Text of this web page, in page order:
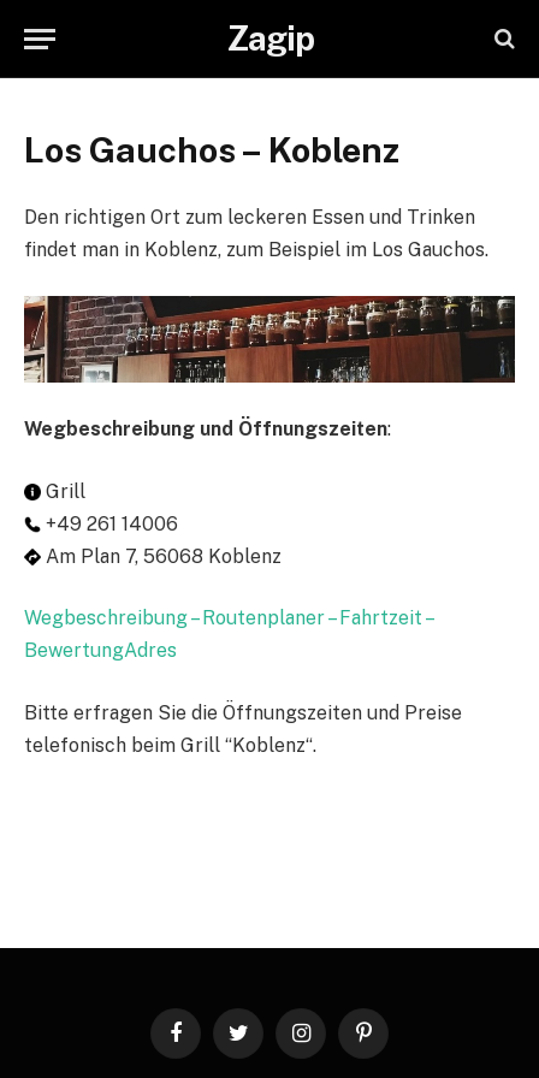
Zagip
Los Gauchos – Koblenz
Den richtigen Ort zum leckeren Essen und Trinken
findet man in Koblenz, zum Beispiel im Los Gauchos.
Wegbeschreibung und Öffnungszeiten:
Grill
+49 261 14006
Am Plan 7, 56068 Koblenz
Wegbeschreibung – Routenplaner – Fahrtzeit –
BewertungAdres
Bitte erfragen Sie die Öffnungszeiten und Preise
telefonisch beim Grill “Koblenz“.
FacebookTwitter InstagramPinterest